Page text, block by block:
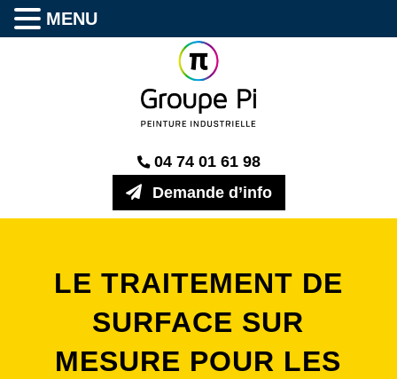
04 74 01 61 98
Demande d’info
LE TRAITEMENT DE
SURFACE SUR
MESURE POUR LES
MENU